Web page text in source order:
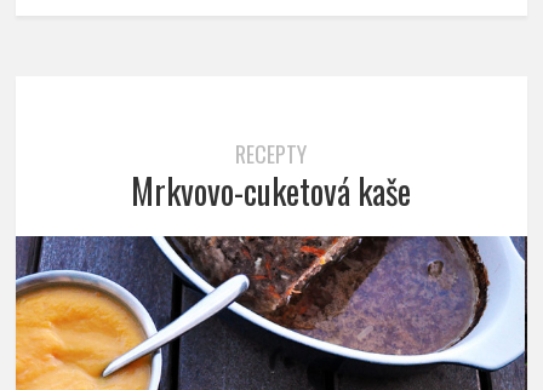
RECEPTY
Mrkvovo-cuketová kaše